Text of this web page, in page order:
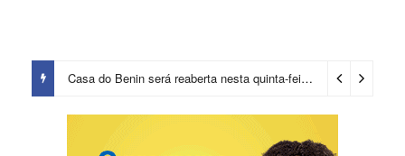
Casa do Benin será reaberta nesta quinta-feira (6) 3 dias ago